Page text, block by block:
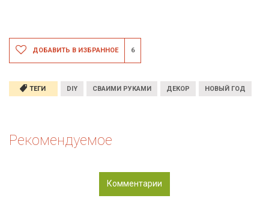
ДОБАВИТЬ В ИЗБРАННОЕ 6
ТЕГИ DIY СВАИМИ РУКАМИ ДЕКОР НОВЫЙ ГОД
Рекомендуемое
Комментарии